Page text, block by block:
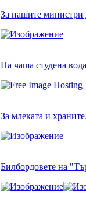
За нашите министри
На чаша студена вода
За млеката и
Билбордовете на